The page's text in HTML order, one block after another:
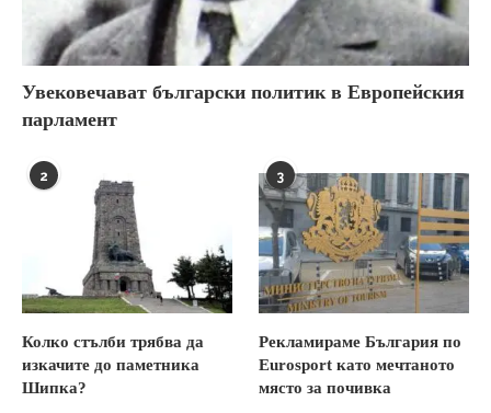
Увековечават български политик в Европейския
парламент
2
Колко стълби трябва да
изкачите до паметника
Шипка?
3
Рекламираме България по
Eurosport като мечтаното
място за почивка